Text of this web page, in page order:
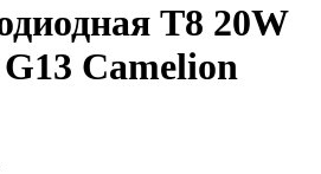
Т8 20W
Camelion